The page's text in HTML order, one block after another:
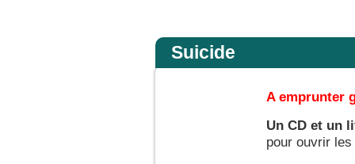
Suicide
A emprunter
Un CD et un
pour ouvrir